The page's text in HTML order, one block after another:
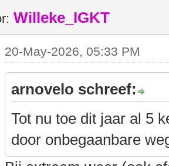
Willeke_IGKT
20-May-2026, 05:33 PM
arnovelo schreef:
Tot nu toe dit jaar al 5
door onbegaanbare